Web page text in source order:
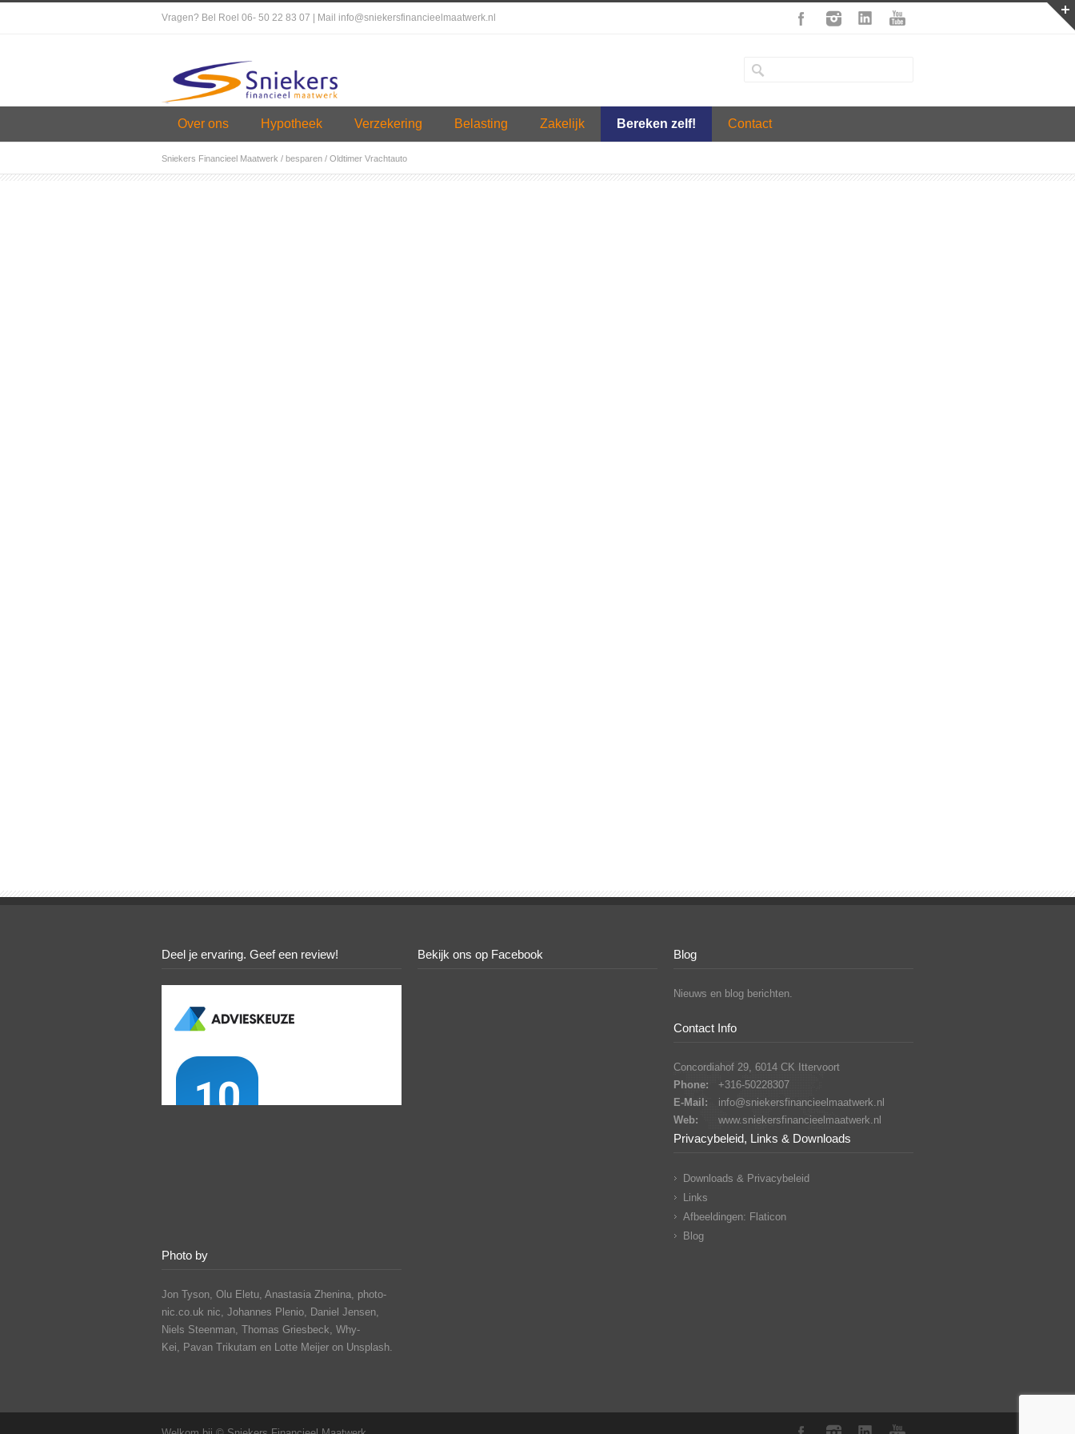
Vragen? Bel Roel 06- 50 22 83 07 | Mail info@sniekersfinancieelmaatwerk.nl
Over ons Hypotheek Verzekering Belasting Zakelijk Bereken zelf! Contact
Sniekers Financieel Maatwerk / besparen / Oldtimer Vrachtauto
Deel je ervaring. Geef een review! Bekijk ons op Facebook Blog
Nieuws en blog berichten.
Contact Info
Concordiahof 29, 6014 CK Ittervoort
Phone:
+316-50228307
E-Mail:
info@sniekersfinancieelmaatwerk.nl
Web:
www.sniekersfinancieelmaatwerk.nl
Privacybeleid, Links & Downloads
Downloads & Privacybeleid
Links
Afbeeldingen: Flaticon
Blog
Photo by
Jon Tyson, Olu Eletu, Anastasia Zhenina, photo-
nic.co.uk nic, Johannes Plenio, Daniel Jensen,
Niels Steenman, Thomas Griesbeck, Why-
Kei, Pavan Trikutam en Lotte Meijer on Unsplash.